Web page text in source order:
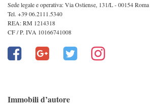
Sede legale e operativa: Via Ostiense, 131/L - 00154 Roma
Tel. +39 06.2111.5340
REA: RM 1214318
CF / P. IVA 10166741008
Immobili d’autore